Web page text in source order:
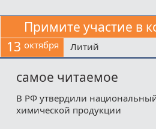
Примите участие в
13 октября Литий
самое читаемое
В РФ утвердили
химической продукции